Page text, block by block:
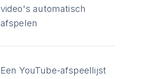
video's automatisch
afspelen
Een YouTube-afspeellijst